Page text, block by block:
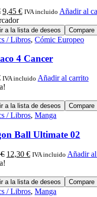
9,45 € IVA incluido Añadir al
a la lista de deseos Compare
/ Libros, Cómic Europeo
4 Cancer
IVA incluido Añadir al carrito
a la lista de deseos Compare
/ Libros, Manga
Ball Ultimate 02
€ 12,30 € IVA incluido Añadir
a la lista de deseos Compare
/ Libros, Manga